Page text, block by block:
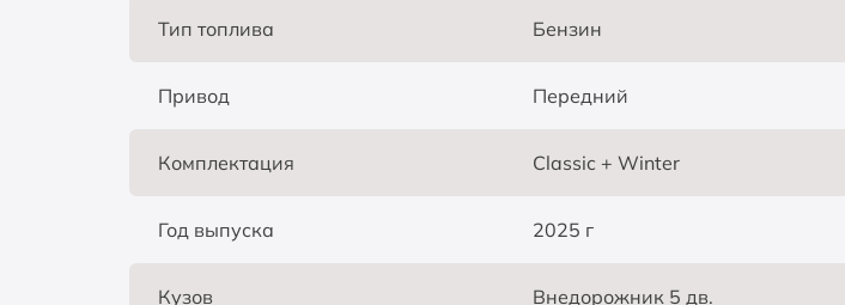
Тип топлива Бензин
Привод Передний
Комплектация Classic + Winter
Год выпуска 2025 г
Кузов Внедорожник 5 дв.